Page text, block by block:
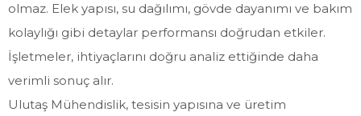
olmaz. Elek yapısı, su dağılımı, gövde dayanımı ve bakım
kolaylığı gibi detaylar performansı doğrudan etkiler.
İşletmeler, ihtiyaçlarını doğru analiz ettiğinde daha
verimli sonuç alır.
Ulutaş Mühendislik, tesisin yapısına ve üretim